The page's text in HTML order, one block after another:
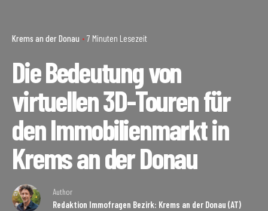
Krems an der Donau 7 Minuten Lesezeit
Die Bedeutung von
virtuellen 3D-Touren für
den Immobilienmarkt in
Krems an der Donau
Author
Redaktion Immofragen Bezirk: Krems an der Donau (AT)